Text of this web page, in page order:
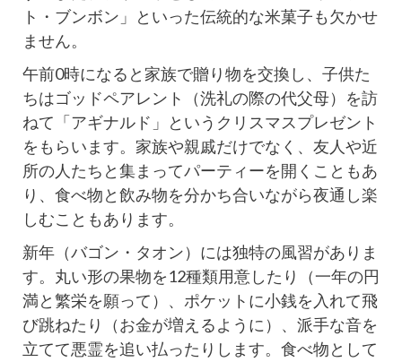
ト・ブンボン」といった伝統的な米菓子も欠かせ
ません。
午前0時になると家族で贈り物を交換し、子供た
ちはゴッドペアレント（洗礼の際の代父母）を訪
ねて「アギナルド」というクリスマスプレゼント
をもらいます。家族や親戚だけでなく、友人や近
所の人たちと集まってパーティーを開くこともあ
り、食べ物と飲み物を分かち合いながら夜通し楽
しむこともあります。
新年（バゴン・タオン）には独特の風習がありま
す。丸い形の果物を12種類用意したり（一年の円
満と繁栄を願って）、ポケットに小銭を入れて飛
び跳ねたり（お金が増えるように）、派手な音を
立てて悪霊を追い払ったりします。食べ物として